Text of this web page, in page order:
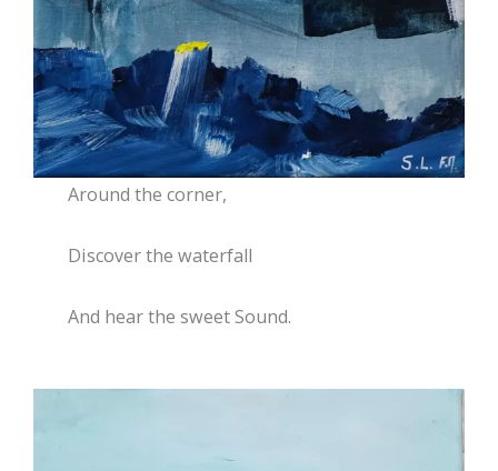
Around the corner,
Discover the waterfall
And hear the sweet Sound.